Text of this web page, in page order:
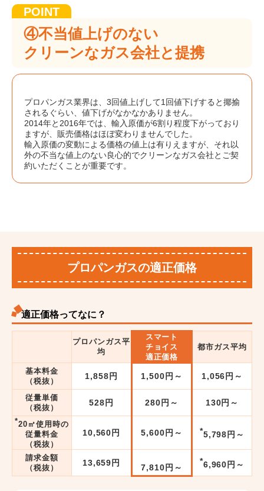
④不当値上げのない
クリーンなガス会社と提携
プロパンガス業界は、3回値上げして1回値下げすると揶揄
されるぐらい、値下げがなかなかありません。
2014年と2016年では、輸入原価が6割り程度下がっており
ますが、販売価格はほぼ変わりませんでした。
輸入原価の変動による価格の値上は有りえますが、それ以
外の不当な値上のない良心的でクリーンなガス会社とご契
約いただくことが重要です。
プロパンガスの適正価格
適正価格ってなに？
プロパンガス平
均
スマート
チョイス
適正価格
都市ガス平均
基本料金
（税抜）
1,858円 1,500円～ 1,056円～
従量単価
（税抜）
528円 280円～ 130円～
*20㎥使用時の
従量料金
（税抜）
10,560円 5,600円～ *5,798円～
請求金額
（税抜）
13,659円 7,810円～
*6,960円～